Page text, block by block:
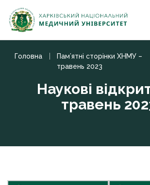
Головна
Пам’ятні сторінки ХНМУ –
травень 2023
Наукові
травень